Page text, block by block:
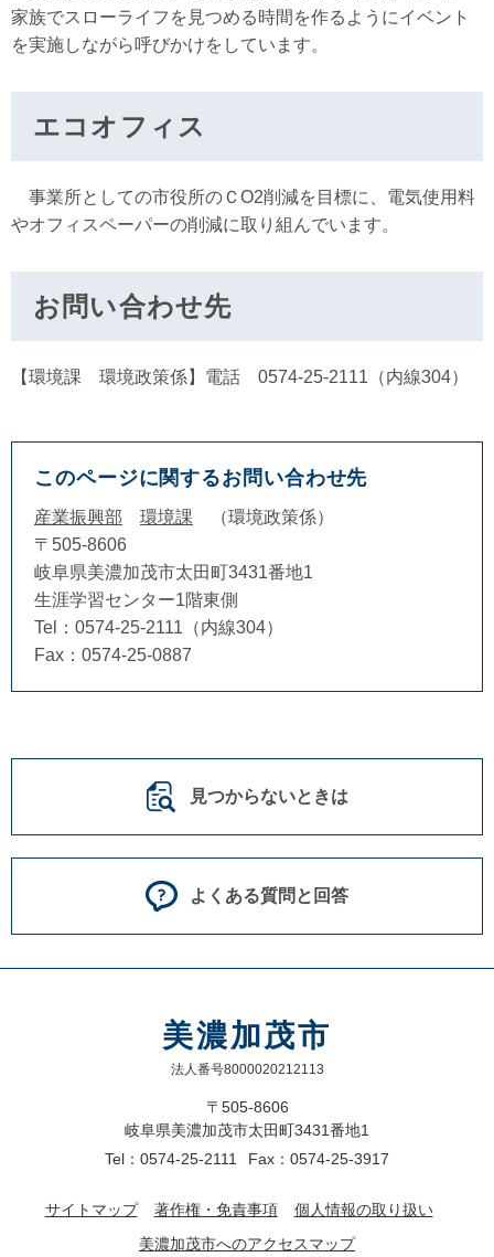
家族でスローライフを見つめる時間を作るようにイベント
を実施しながら呼びかけをしています。
エコオフィス
事業所としての市役所のＣO2削減を目標に、電気使用料
やオフィスペーパーの削減に取り組んでいます。
お問い合わせ先
【環境課 環境政策係】電話 0574-25-2111（内線304）
このページに関するお問い合わせ先
産業振興部 環境課
環境政策係
〒505-8606
岐阜県美濃加茂市太田町3431番地1
生涯学習センター1階東側
Tel：0574-25-2111（内線304）
Fax：0574-25-0887
見つからないときは
よくある質問と回答
美濃加茂市
法人番号8000020212113
〒505-8606
岐阜県美濃加茂市太田町3431番地1
Tel：0574-25-2111
Fax：0574-25-3917
サイトマップ 著作権・免責事項
個人情報の取り扱い
美濃加茂市へのアクセスマップ